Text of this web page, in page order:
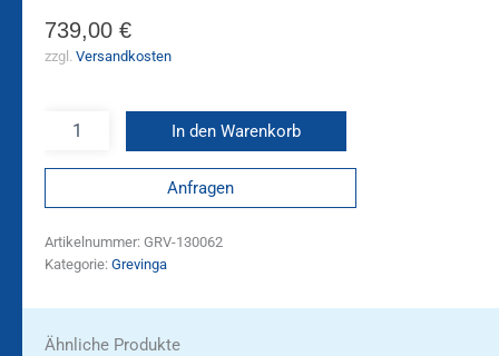
739,00 €
zzgl. Versandkosten
In den Warenkorb
Anfragen
Artikelnummer: GRV-130062
Kategorie: Grevinga
Ähnliche Produkte